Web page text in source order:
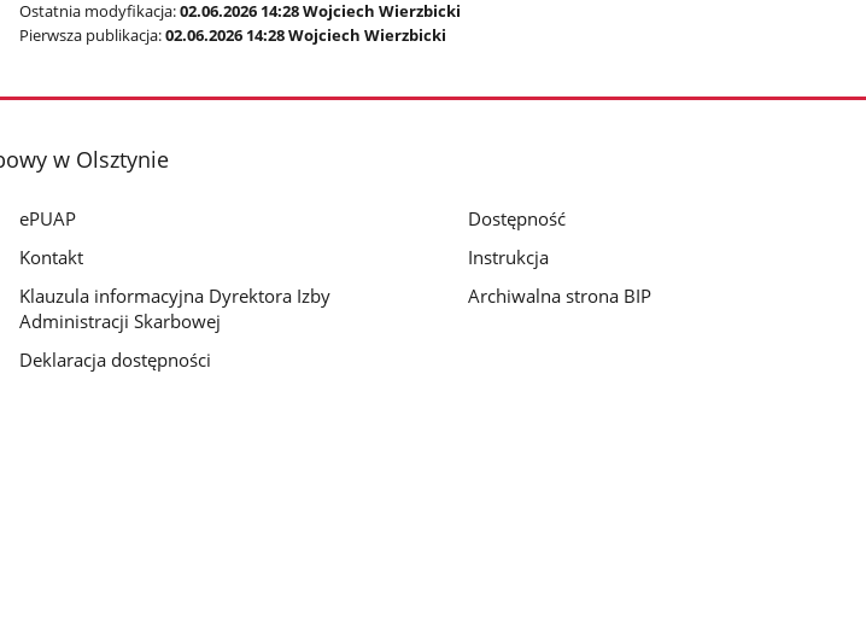
Ostatnia modyfikacja:02.06.2026 14:28 Wojciech Wierzbicki
Pierwsza publikacja:02.06.2026 14:28 Wojciech Wierzbicki
w Olsztynie
ePUAP
Kontakt
Klauzula informacyjna Dyrektora Izby
Administracji Skarbowej
Deklaracja dostępności
Dostępność
Instrukcja
Archiwalna strona BIP